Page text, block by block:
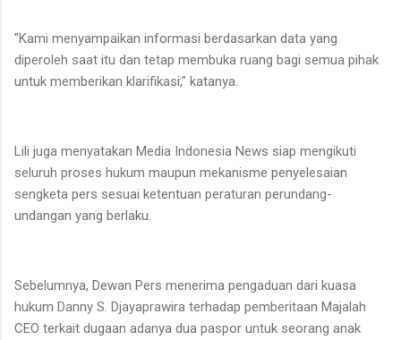
"Kami menyampaikan informasi berdasarkan data yang
diperoleh saat itu dan tetap membuka ruang bagi semua pihak
untuk memberikan klarifikasi," katanya.
Lili juga menyatakan Media Indonesia News siap mengikuti
seluruh proses hukum maupun mekanisme penyelesaian
sengketa pers sesuai ketentuan peraturan perundang-
undangan yang berlaku.
Sebelumnya, Dewan Pers menerima pengaduan dari kuasa
hukum Danny S. Djayaprawira terhadap pemberitaan Majalah
CEO terkait dugaan adanya dua paspor untuk seorang anak